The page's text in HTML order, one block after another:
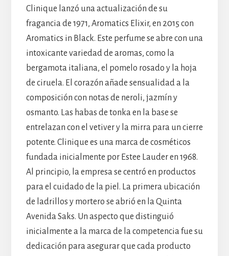
Clinique lanzó una actualización de su
fragancia de 1971, Aromatics Elixir, en 2015 con
Aromatics in Black. Este perfume se abre con una
intoxicante variedad de aromas, como la
bergamota italiana, el pomelo rosado y la hoja
de ciruela. El corazón añade sensualidad a la
composición con notas de neroli, jazmín y
osmanto. Las habas de tonka en la base se
entrelazan con el vetiver y la mirra para un cierre
potente. Clinique es una marca de cosméticos
fundada inicialmente por Estee Lauder en 1968.
Al principio, la empresa se centró en productos
para el cuidado de la piel. La primera ubicación
de ladrillos y mortero se abrió en la Quinta
Avenida Saks. Un aspecto que distinguió
inicialmente a la marca de la competencia fue su
dedicación para asegurar que cada producto